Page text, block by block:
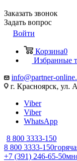
Заказать звонок
Задать вопрос
Войти
Корзина0
Избранные
info@partner-
г. Красноярск, ул.
Viber
Viber
WhatsApp
8 800 3333-150
8 800 3333-150
+7 (391) 246-65-50